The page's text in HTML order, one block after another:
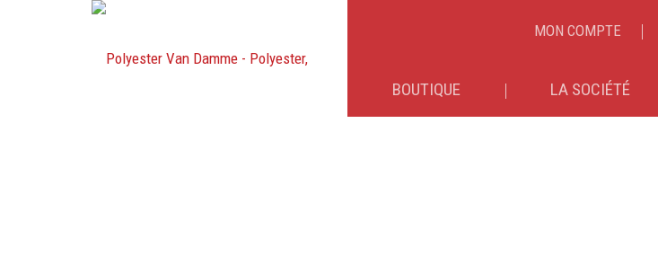
MON COMPTE
BOUTIQUE LA SOCIÉTÉ